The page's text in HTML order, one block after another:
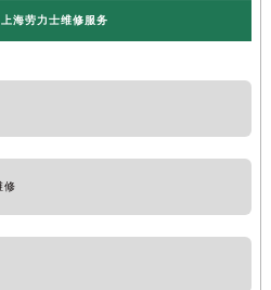
上海劳力士维修服务
修